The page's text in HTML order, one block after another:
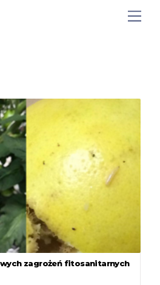
zagrożeń fitosanitarnych